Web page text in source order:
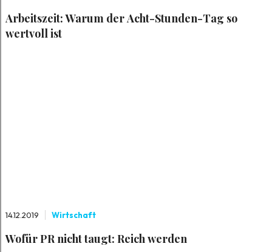
Arbeitszeit: Warum der Acht-Stunden-Tag so
wertvoll ist
14.12.2019 Wirtschaft
Wofür PR nicht taugt: Reich werden